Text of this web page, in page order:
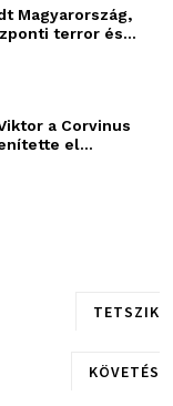
Magyarország,
terror és...
a Corvinus
el...
TETSZIK
KÖVETÉS